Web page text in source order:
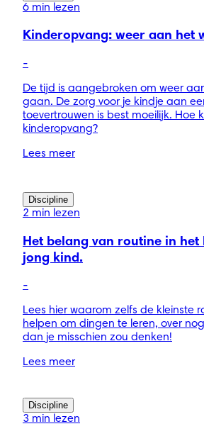
6 min lezen
Kinderopvang: weer aan het
-
De tijd is aangebroken om weer
gaan. De zorg voor je kindje aan
toevertrouwen is best moeilijk. Hoe
kinderopvang?
Lees meer
Discipline
2 min lezen
Het belang van routine in het
jong kind.
-
Lees hier waarom zelfs de kleinste
helpen om dingen te leren, over
dan je misschien zou denken!
Lees meer
Discipline
3 min lezen